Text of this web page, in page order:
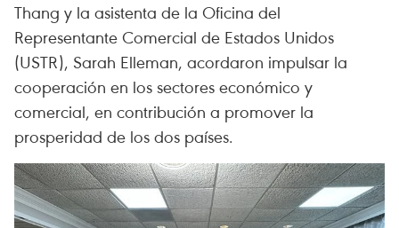
Thang y la asistenta de la Oficina del
Representante Comercial de Estados Unidos
(USTR), Sarah Elleman, acordaron impulsar la
cooperación en los sectores económico y
comercial, en contribución a promover la
prosperidad de los dos países.